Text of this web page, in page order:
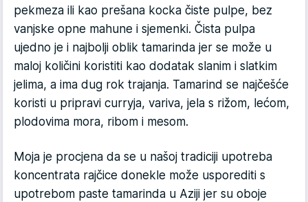
pekmeza ili kao prešana kocka čiste pulpe, bez
vanjske opne mahune i sjemenki. Čista pulpa
ujedno je i najbolji oblik tamarinda jer se može u
maloj količini koristiti kao dodatak slanim i slatkim
jelima, a ima dug rok trajanja. Tamarind se najčešće
koristi u pripravi curryja, variva, jela s rižom, lećom,
plodovima mora, ribom i mesom.
Moja je procjena da se u našoj tradiciji upotreba
koncentrata rajčice donekle može usporediti s
upotrebom paste tamarinda u Aziji jer su oboje